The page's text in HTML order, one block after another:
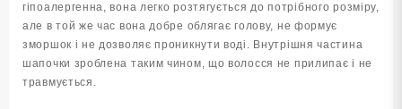
гіпоалергенна, вона легко розтягується до потрібного розміру,
але в той же час вона добре облягає голову, не формує
зморшок і не дозволяє проникнути воді. Внутрішня частина
шапочки зроблена таким чином, що волосся не прилипає і не
травмується.